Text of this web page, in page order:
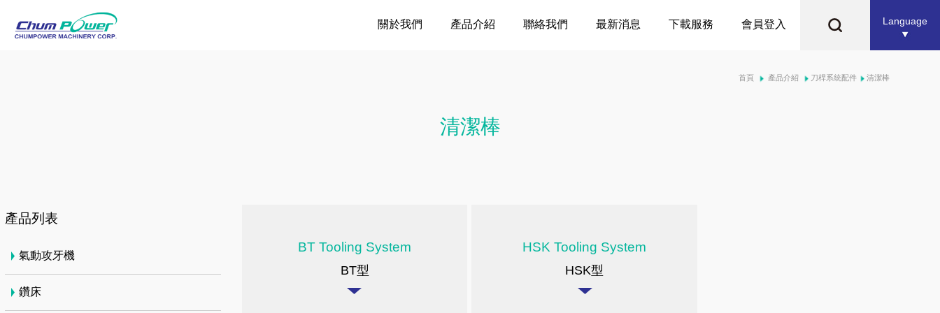
Language
關於我們 產品介紹 聯絡我們 最新消息 下載服務 會員登入
首頁 產品介紹 刀桿系統配件 清潔棒
清潔棒
BT Tooling System
BT型
HSK Tooling System
HSK型
產品列表
氣動攻牙機
鑽床